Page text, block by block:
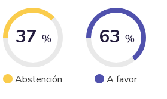
37 %
Abstención
63 %
A favor